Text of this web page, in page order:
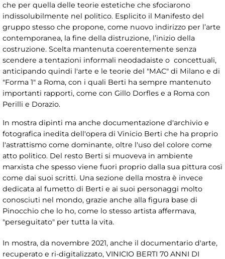
che per quella delle teorie estetiche che sfociarono
indissolubilmente nel politico. Esplicito il Manifesto del
gruppo stesso che propone, come nuovo indirizzo per l’arte
contemporanea, la fine della distruzione, l’inizio della
costruzione. Scelta mantenuta coerentemente senza
scendere a tentazioni informali neodadaiste o concettuali,
anticipando quindi l'arte e le teorie del "MAC" di Milano e di
"Forma 1" a Roma, con i quali Berti ha sempre mantenuto
importanti rapporti, come con Gillo Dorfles e a Roma con
Perilli e Dorazio.
In mostra dipinti ma anche documentazione d'archivio e
fotografica inedita dell'opera di Vinicio Berti che ha proprio
l'astrattismo come dominante, oltre l'uso del colore come
atto politico. Del resto Berti si muoveva in ambiente
marxista che spesso viene fuori proprio dalla sua pittura così
come dai suoi scritti. Una sezione della mostra è invece
dedicata al fumetto di Berti e ai suoi personaggi molto
conosciuti nel mondo, grazie anche alla figura base di
Pinocchio che lo ho, come lo stesso artista affermava,
"perseguitato" per tutta la vita.
In mostra, da novembre 2021, anche il documentario d'arte,
recuperato e ri-digitalizzato, VINICIO BERTI 70 ANNI DI